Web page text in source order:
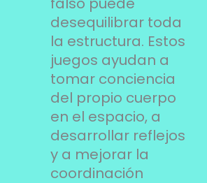
desequilibrar toda
la estructura. Estos
juegos ayudan a
tomar conciencia
del propio cuerpo
en el espacio, a
desarrollar reflejos
y a mejorar la
coordinación